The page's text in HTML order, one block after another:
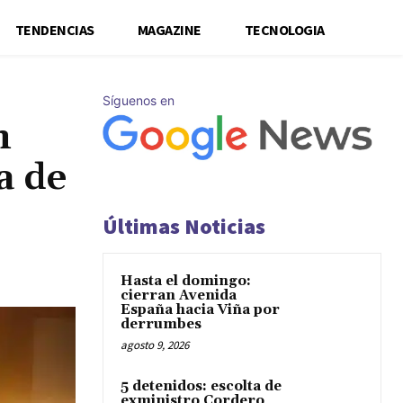
TENDENCIAS MAGAZINE TECNOLOGIA
de
Síguenos en
Últimas Noticias
Hasta el domingo:
cierran Avenida
España hacia Viña por
derrumbes
agosto 9, 2026
5 detenidos: escolta de